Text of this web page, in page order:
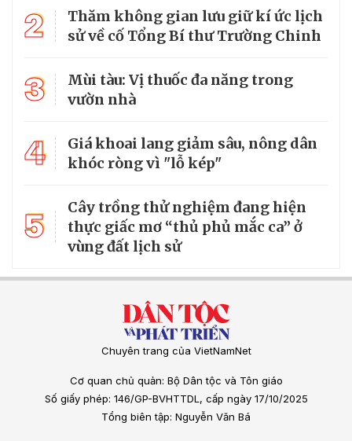
2
Thăm không gian lưu giữ kí ức lịch
sử về cố Tổng Bí thư Trường Chinh
3
Mùi tàu: Vị thuốc đa năng trong
vườn nhà
4
Giá khoai lang giảm sâu, nông dân
khóc ròng vì "lỗ kép"
5
Cây trồng thử nghiệm đang hiện
thực giấc mơ “thủ phủ mắc ca” ở
vùng đất lịch sử
Chuyên trang của VietNamNet
Cơ quan chủ quản: Bộ Dân tộc và Tôn giáo
Số giấy phép: 146/GP-BVHTTDL, cấp ngày 17/10/2025
Tổng biên tập: Nguyễn Văn Bá